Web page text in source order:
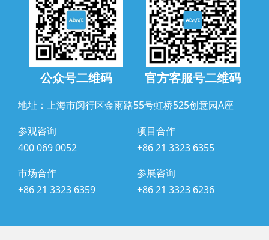
公众号二维码 官方客服号二维码
地址：上海市闵行区金雨路55号虹桥525创意园A座
参观咨询
400 069 0052
项目合作
+86 21 3323 6355
市场合作
+86 21 3323 6359
参展咨询
+86 21 3323 6236